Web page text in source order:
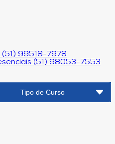
(51) 99518-7978
(51) 98053-7553